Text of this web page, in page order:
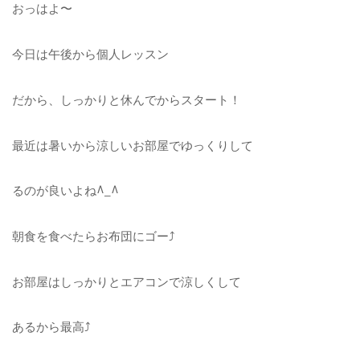
おっはよ〜
今日は午後から個人レッスン
だから、しっかりと休んでからスタート！
最近は暑いから涼しいお部屋でゆっくりして
るのが良いよね^_^
朝食を食べたらお布団にゴー⤴︎
お部屋はしっかりとエアコンで涼しくして
あるから最高⤴︎